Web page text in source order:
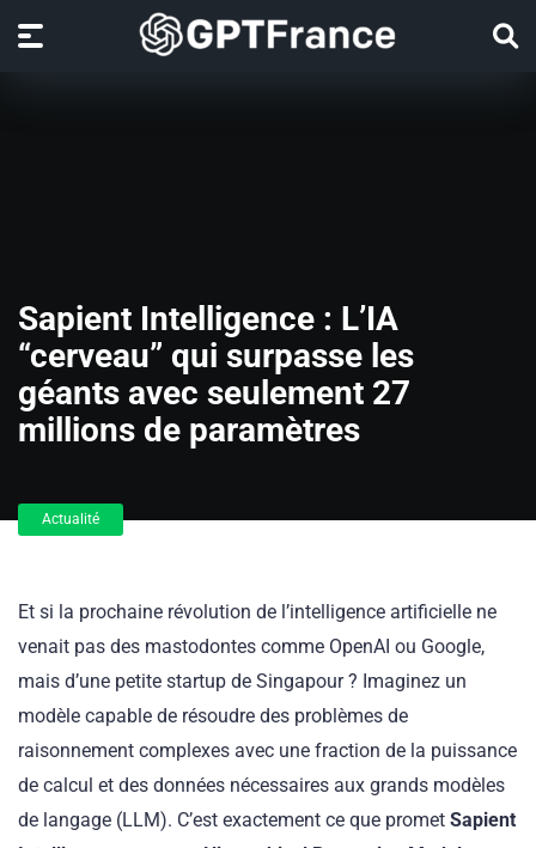
Sapient Intelligence : L’IA
“cerveau” qui surpasse les
géants avec seulement 27
millions de paramètres
Actualité
Et si la prochaine révolution de l’intelligence artificielle ne
venait pas des mastodontes comme OpenAI ou Google,
mais d’une petite startup de Singapour ? Imaginez un
modèle capable de résoudre des problèmes de
raisonnement complexes avec une fraction de la puissance
de calcul et des données nécessaires aux grands modèles
de langage (LLM). C’est exactement ce que promet Sapient